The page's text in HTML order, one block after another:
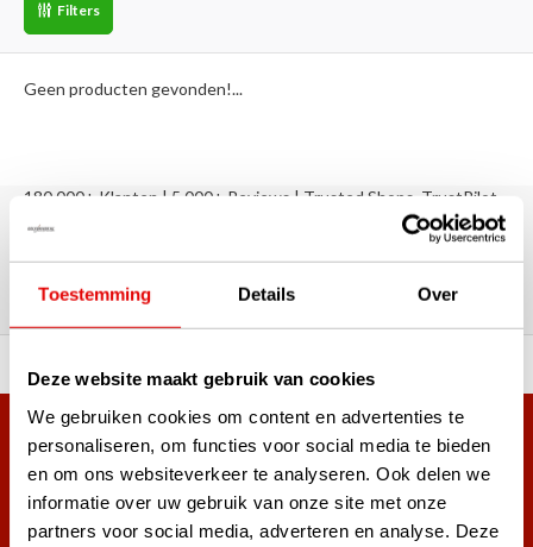
Toestemming Details Over
Deze website maakt gebruik van cookies
We gebruiken cookies om content en advertenties te
personaliseren, om functies voor social media te bieden
en om ons websiteverkeer te analyseren. Ook delen we
informatie over uw gebruik van onze site met onze
partners voor social media, adverteren en analyse. Deze
Filters
Geen producten gevonden!...
180.000+ Klanten | 5.000+ Reviews | Trusted Shops, TrustPilot,
Reviews: Onze klanten aan het
woord
Meer dan 38.000 klanten hebben zich al
aangemeld.
Word ook lid van de nieuwsbrief en mis nooit meer de beste
golf aanbiedingen!